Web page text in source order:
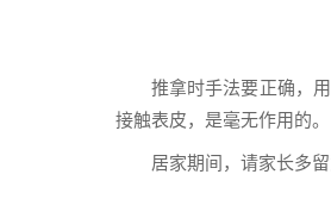
推拿时手法要正确，
接触表皮，是毫无作用的。
居家期间，请家长多